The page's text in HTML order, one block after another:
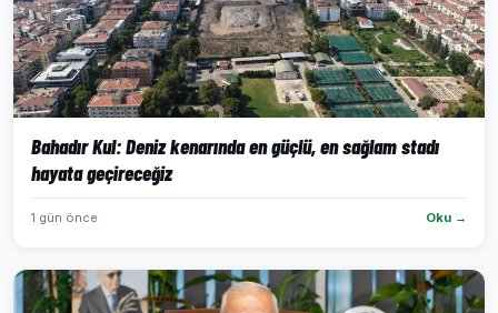
Bahadır Kul: Deniz kenarında en güçlü, en sağlam stadı
hayata geçireceğiz
1 gün önce Oku →